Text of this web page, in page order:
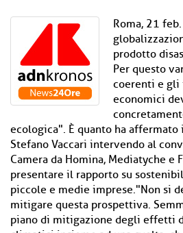
Roma, 21
prodotto
Per questo
coerenti e
economici
ecologica". È quanto ha
Stefano Vaccari intervendo al
Camera da Homina, Mediatyche e
presentare il rapporto su
piccole e medie imprese."Non si
mitigare questa prospettiva.
piano di mitigazione degli effetti